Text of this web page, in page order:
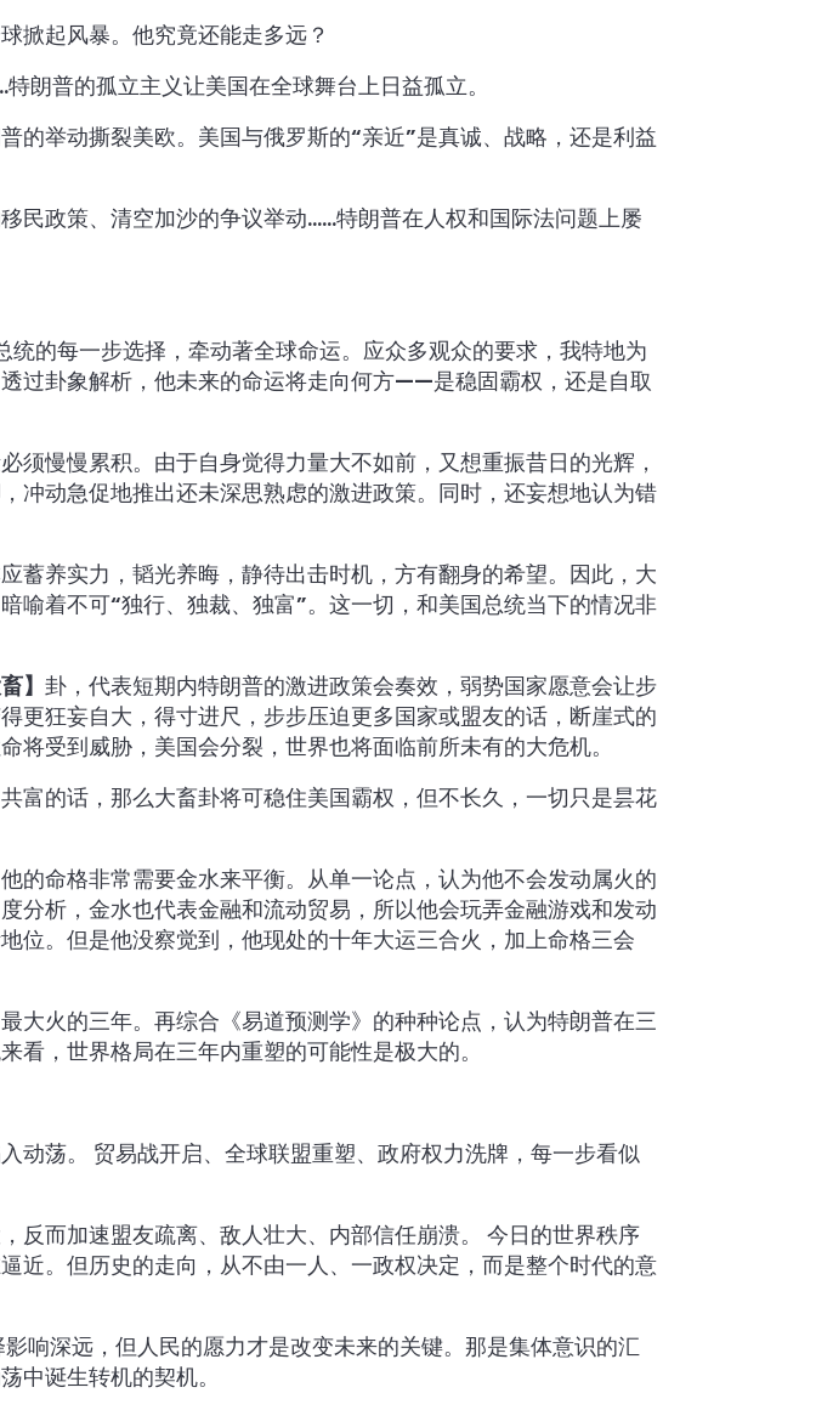
掀起风暴。他究竟还能走多远？
朗普的孤立主义让美国在全球舞台上日益孤立。
的举动撕裂美欧。美国与俄罗斯的“亲近”是真诚、战略，还是利益
民政策、清空加沙的争议举动……特朗普在人权和国际法问题上屡
的每一步选择，牵动著全球命运。应众多观众的要求，我特地为
过卦象解析，他未来的命运将走向何方——是稳固霸权，还是自取
须慢慢累积。由于自身觉得力量大不如前，又想重振昔日的光辉，
冲动急促地推出还未深思熟虑的激进政策。同时，还妄想地认为错
蓄养实力，韬光养晦，静待出击时机，方有翻身的希望。因此，大
暗喻着不可“独行、独裁、独富”。这一切，和美国总统当下的情况非
】 卦，代表短期内特朗普的激进政策会奏效，弱势国家愿意会让步
更狂妄自大，得寸进尺，步步压迫更多国家或盟友的话，断崖式的
将受到威胁，美国会分裂，世界也将面临前所未有的大危机。
富的话，那么大畜卦将可稳住美国霸权，但不长久，一切只是昙花
的命格非常需要金水来平衡。从单一论点，认为他不会发动属火的
分析，金水也代表金融和流动贸易，所以他会玩弄金融游戏和发动
位。但是他没察觉到，他现处的十年大运三合火，加上命格三会
大火的三年。再综合《易道预测学》的种种论点，认为特朗普在三
看，世界格局在三年内重塑的可能性是极大的。
动荡。 贸易战开启、全球联盟重塑、政府权力洗牌，每一步看似
反而加速盟友疏离、敌人壮大、内部信任崩溃。 今日的世界秩序
近。但历史的走向，从不由一人、一政权决定，而是整个时代的意
响深远，但人民的愿力才是改变未来的关键。那是集体意识的汇
中诞生转机的契机。